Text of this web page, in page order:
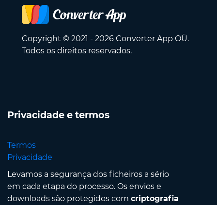
Copyright © 2021 - 2026 Converter App OÜ.
Todos os direitos reservados.
Privacidade e termos
Termos
Privacidade
Levamos a segurança dos ficheiros a sério
em cada etapa do processo. Os envios e
downloads são protegidos com criptografia